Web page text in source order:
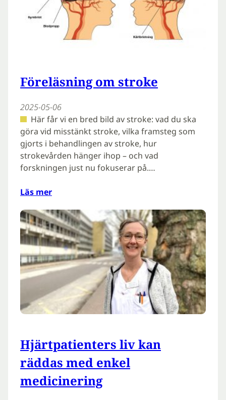
Föreläsning om stroke
2025-05-06
Här får vi en bred bild av stroke: vad du ska
göra vid misstänkt stroke, vilka framsteg som
gjorts i behandlingen av stroke, hur
strokevården hänger ihop – och vad
forskningen just nu fokuserar på.…
Läs mer
Hjärtpatienters liv kan
räddas med enkel
medicinering